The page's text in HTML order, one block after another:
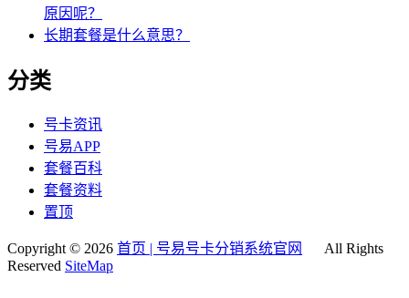
原因呢？
长期套餐是什么意思？
分类
号卡资讯
号易APP
套餐百科
套餐资料
置顶
Copyright © 2026 首页 | 号易号卡分销系统官网
All Rights
Reserved SiteMap